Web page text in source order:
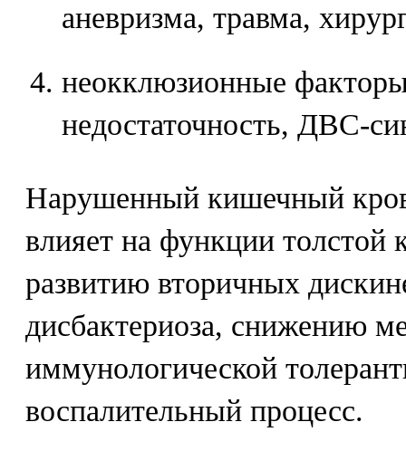
аневризма, травма,
неокклюзионные
недостаточность, ДВС-
Нарушенный кишечный
влияет на функции толстой
развитию вторичных
дисбактериоза, снижению
иммунологической
воспалительный процесс.